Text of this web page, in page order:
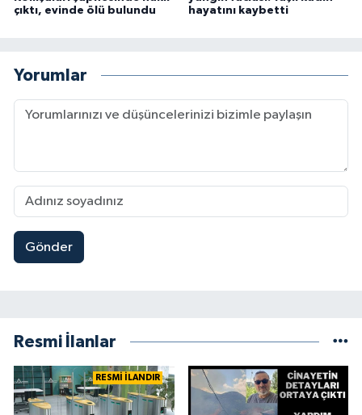
çıktı, evinde ölü bulundu
hayatını kaybetti
Yorumlar
Gönder
Resmi İlanlar
RESMİ İLANDIR